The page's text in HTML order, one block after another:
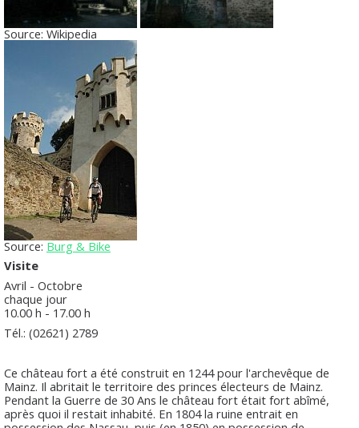
Source: Wikipedia
Source:Burg & Bike
Visite
Avril - Octobre
chaque jour
10.00 h - 17.00 h
Tél.: (02621) 2789
Ce château fort a été construit en 1244 pour l'archevêque de
Mainz. Il abritait le territoire des princes électeurs de Mainz.
Pendant la Guerre de 30 Ans le château fort était fort abîmé,
après quoi il restait inhabité. En 1804 la ruine entrait en